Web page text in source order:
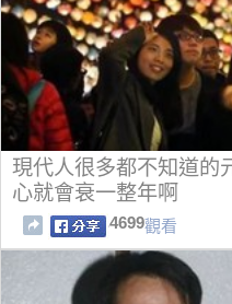
現代人很多都不知道的
心就會衰一整年啊
4699觀看